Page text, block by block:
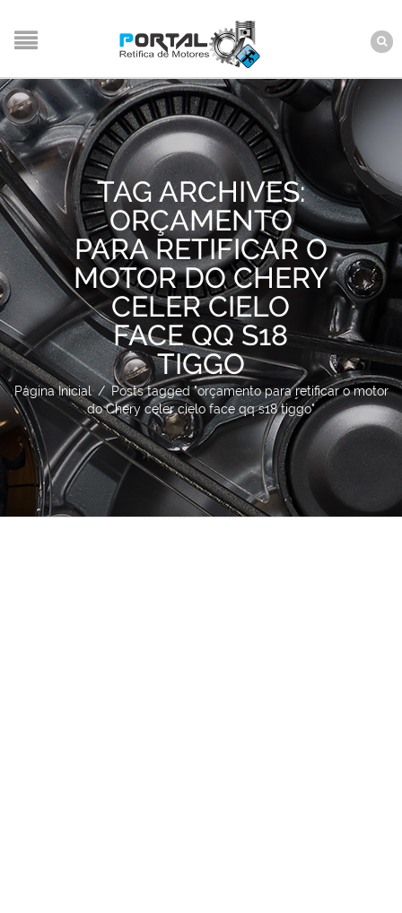
TAG ARCHIVES:
ORÇAMENTO
PARA RETIFICAR O
MOTOR DO CHERY
CELER CIELO
FACE QQ S18
TIGGO
Página Inicial / Posts tagged "orçamento para retificar o motor
do Chery celer cielo face qq s18 tiggo"